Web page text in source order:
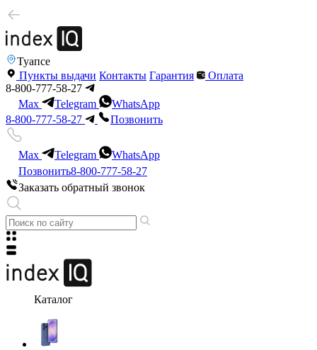
Туапсе
Пункты выдачи Контакты Гарантия
Оплата
8-800-777-58-27
Max
Telegram
WhatsApp
8-800-777-58-27
Позвонить
Max Telegram
WhatsApp
Позвонить8-800-777-58-27
Заказать обратный звонок
Каталог